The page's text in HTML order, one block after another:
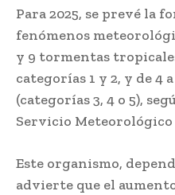
Para 2025, se prevé la
fenómenos
y 9 tormentas
categorías 1 y 2, y de 4
(categorías 3, 4 o 5),
Servicio Meteorológico
Este organismo,
advierte que el